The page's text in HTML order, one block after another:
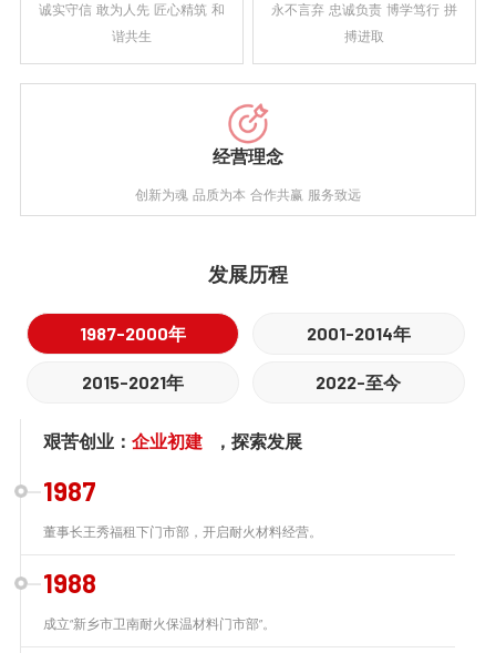
诚实守信 敢为人先 匠心精筑 和
谐共生
永不言弃 忠诚负责 博学笃行 拼
搏进取
经营理念
创新为魂 品质为本 合作共赢 服务致远
发展历程
1987-2000年 2001-2014年
2015-2021年 2022-至今
艰苦创业： 企业初建 ，探索发展
1987
董事长王秀福租下门市部，开启耐火材料经营。
1988
成立“新乡市卫南耐火保温材料门市部”。